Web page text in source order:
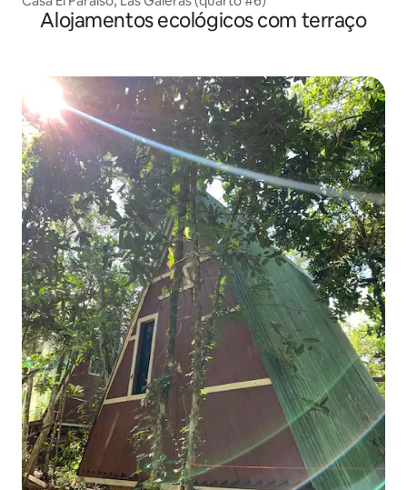
Alojamentos ecológicos com terraço